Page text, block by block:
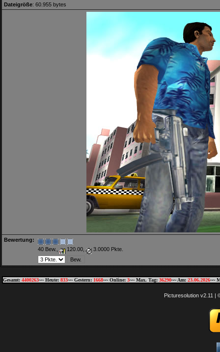
Dateigröße: 60.955 bytes
Bewertung:
40 Bew.,
120.00, 3.0000 Pkte.
Gesamt: 4400263~~ Heute: 833~~ Gestern: 1668~~ Online: 3~~ Max. Tag: 36290~~ Am: 23.06.2026~~
Picturesolution v2.11 |